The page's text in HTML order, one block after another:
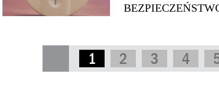
1 2 3 4